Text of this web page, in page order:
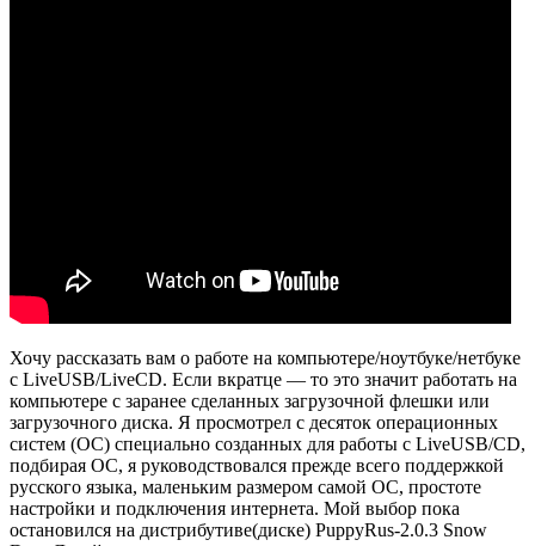
Хочу рассказать вам о работе на компьютере/ноутбуке/нетбуке
с LiveUSB/LiveCD. Если вкратце — то это значит работать на
компьютере с заранее сделанных загрузочной флешки или
загрузочного диска. Я просмотрел с десяток операционных
систем (ОС) специально созданных для работы с LiveUSB/CD,
подбирая ОС, я руководствовался прежде всего поддержкой
русского языка, маленьким размером самой ОС, простоте
настройки и подключения интернета. Мой выбор пока
остановился на дистрибутиве(диске) PuppyRus-2.0.3 Snow